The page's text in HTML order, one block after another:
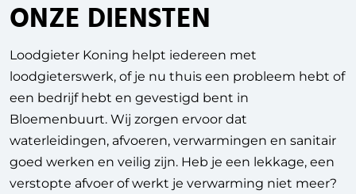
ONZE DIENSTEN
Loodgieter Koning helpt iedereen met
loodgieterswerk, of je nu thuis een probleem hebt of
een bedrijf hebt en gevestigd bent in
Bloemenbuurt. Wij zorgen ervoor dat
waterleidingen, afvoeren, verwarmingen en sanitair
goed werken en veilig zijn. Heb je een lekkage, een
verstopte afvoer of werkt je verwarming niet meer?